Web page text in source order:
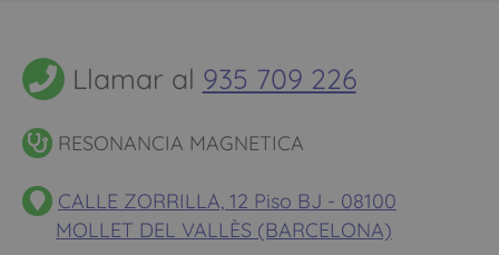
Llamar al 935 709 226
RESONANCIA MAGNETICA
CALLE ZORRILLA, 12 Piso BJ - 08100
MOLLET DEL VALLÈS (BARCELONA)